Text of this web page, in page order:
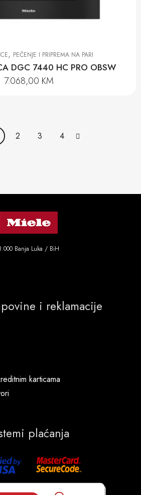
, PEČENJE I PRIPREMA NA PARI
DGC 7440 HC PRO OBSW
7.068,00 KM
2 3 4
000 Banja Luka / BiH
i reklamacije
karticama
plaćanja